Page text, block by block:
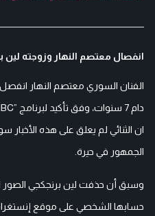
انفصال معتصم النهار وزوجته لين
الفنان السوري معتصم النهار
ان الثنائي لم يعلق على هذه الأخبار
الجمهور في حيرة.
وسبق أن حذفت لين برنجكجي الصور
حسابها الشخصي على موقع